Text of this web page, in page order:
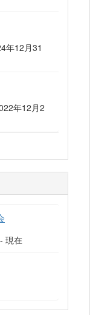
年12月31
年12月2
現在